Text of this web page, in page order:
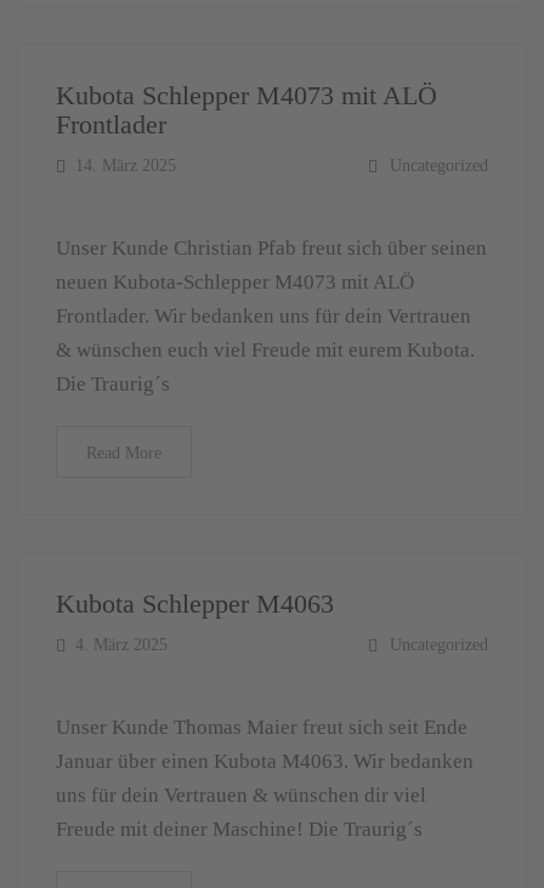
Kubota Schlepper M4073 mit ALÖ
Frontlader
14. März 2025 Uncategorized
Unser Kunde Christian Pfab freut sich über seinen
neuen Kubota-Schlepper M4073 mit ALÖ
Frontlader. Wir bedanken uns für dein Vertrauen
& wünschen euch viel Freude mit eurem Kubota.
Die Traurig´s
Read More
Kubota Schlepper M4063
4. März 2025 Uncategorized
Unser Kunde Thomas Maier freut sich seit Ende
Januar über einen Kubota M4063. Wir bedanken
uns für dein Vertrauen & wünschen dir viel
Freude mit deiner Maschine! Die Traurig´s